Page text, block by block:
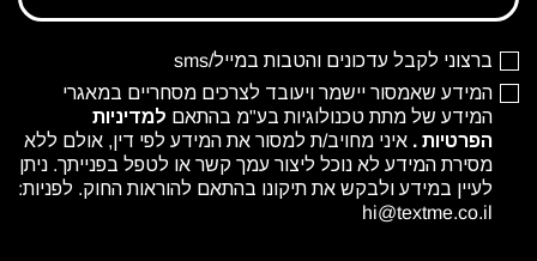
ברצוני לקבל עדכונים והטבות במייל/sms
המידע שאמסור יישמר ויעובד לצרכים מסחריים במאגרי
המידע של מתת טכנולוגיות בע"מ בהתאם למדיניות
הפרטיות . איני מחויב/ת למסור את המידע לפי דין, אולם ללא
מסירת המידע לא נוכל ליצור עמך קשר או לטפל בפנייתך. ניתן
לעיין במידע ולבקש את תיקונו בהתאם להוראות החוק. לפניות:
hi@textme.co.il